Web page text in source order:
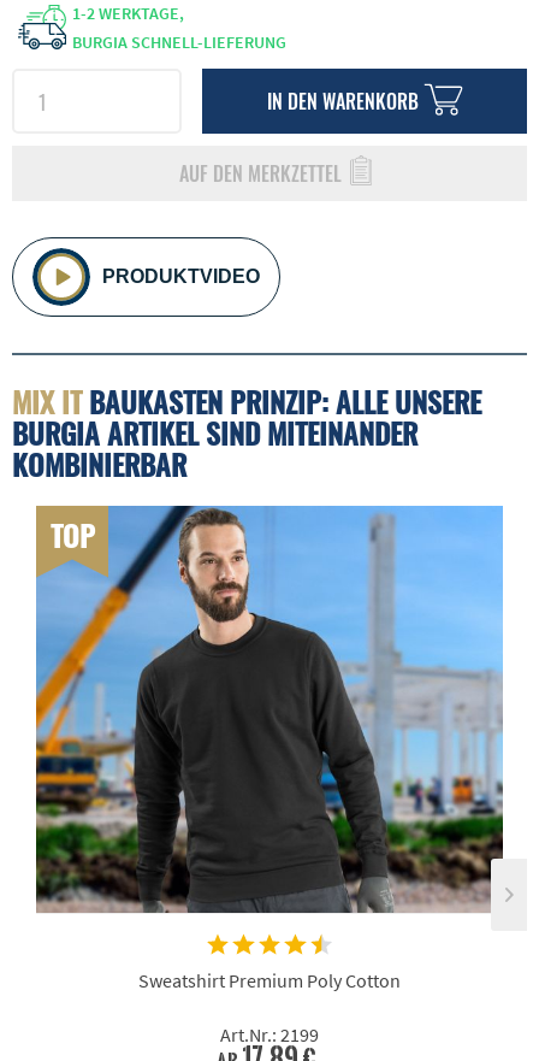
1-2 WERKTAGE,
BURGIA SCHNELL-LIEFERUNG
IN DEN WARENKORB
AUF DEN MERKZETTEL
PRODUKTVIDEO
MIX ITBAUKASTEN PRINZIP: ALLE UNSERE
BURGIA ARTIKEL SIND MITEINANDER
KOMBINIERBAR
TOP
Sweatshirt Premium Poly Cotton
Art.Nr.: 2199